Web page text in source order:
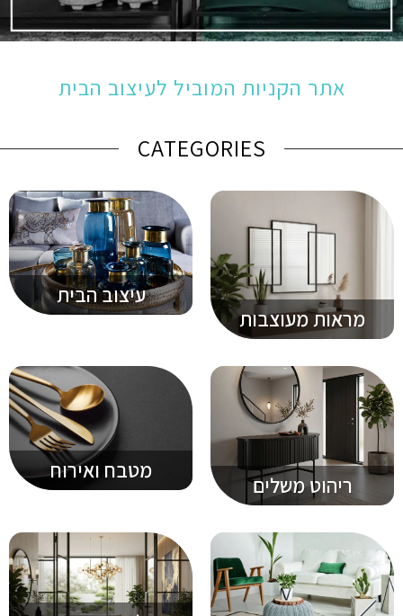
אתר הקניות המוביל לעיצוב הבית
CATEGORIES
עיצוב הבית
מראות מעוצבות
מטבח ואירוח
ריהוט משלים